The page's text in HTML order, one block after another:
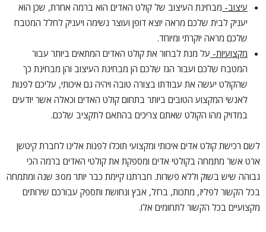
עיצוב- מבחינת העיצוב של קולט האדים הוא ברמה אחרת, שכן הוא
יעניק לבית שלכם מראה יוצא דופן ועוצר נשימה ויעניק לחלל המטבח
שלכם מראה יוקרתי ומיוחד.
מקצועיות- על מנת לבחור את קולט האדים המתאים ביותר עבור
המטבח שלכם ועבור הגז שלכם הן מבחינת העיצוב והן מבחינת כך
שהקולט יעשה את עבודתו בצורה טובה ויהיה גם איכותי, עליכם לפנות
לאנשי המקצוע הטובים ביותר בתחום קולט האדים וכאלה אשר יודעים
במדויק מהו הקולט שאתם צריכים בהתאם לתקציב שלכם.
לשם רכישת קולט אדים איכותי ומקצועי תוכלו לפנות אלינו לחברת קיטשן
ארט אשר מתמחה בקולטי אדים ומספקת את קולטי האדים ברמה הכי
גבוהה שיש בשוק וללא פשרות. חברתנו קיימת כבר יותר מ30 שנה ומתמחה
בכל הקשור לפליז, מתכות, ברזל, אבץ ונחושת ותספק עבורכם שירותים
מקצועיים בכל הקשור לתחומים אלו.